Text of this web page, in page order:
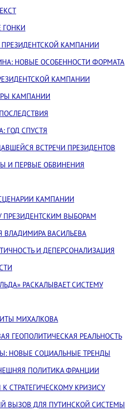
ГОНКИ
КАМПАНИИ
НОВЫЕ ОСОБЕННОСТИ ФОРМАТА
КАМПАНИИ
КАМПАНИИ
ГОД СПУСТЯ
ВСТРЕЧИ ПРЕЗИДЕНТОВ
И ПЕРВЫЕ ОБВИНЕНИЯ
КАМПАНИИ
ПРЕЗИДЕНТСКИМ ВЫБОРАМ
ВЛАДИМИРА ВАСИЛЬЕВА
И ДЕПЕРСОНАЛИЗАЦИЯ
РАСКАЛЫВАЕТ СИСТЕМУ
МИХАЛКОВА
ГЕОПОЛИТИЧЕСКАЯ РЕАЛЬНОСТЬ
НОВЫЕ СОЦИАЛЬНЫЕ ТРЕНДЫ
ПОЛИТИКА ФРАНЦИИ
СТРАТЕГИЧЕСКОМУ КРИЗИСУ
ВЫЗОВ ДЛЯ ПУТИНСКОЙ СИСТЕМЫ